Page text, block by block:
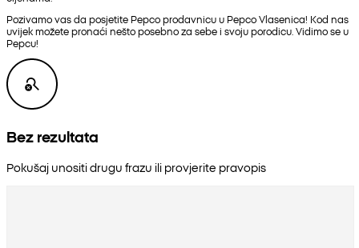
Pozivamo vas da posjetite Pepco prodavnicu u Pepco Vlasenica! Kod nas
uvijek možete pronaći nešto posebno za sebe i svoju porodicu. Vidimo se u
Pepcu!
Bez rezultata
Pokušaj unositi drugu frazu ili provjerite pravopis